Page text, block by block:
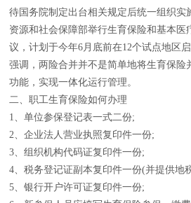
待国务院制定出台相关规定后统一组织实
资源和社会保障部举行生育保险和基本医
议，计划于今年6月底前在12个试点地区
强调，两险合并并不是简单地将生育保险
功能，实现一体化运行管理。
二、职工生育保险如何办理
1、单位参保登记表一式二份;
2、企业法人营业执照复印件一份;
3、组织机构代码证复印件一份;
4、税务登记证副本复印件一份(并提供地
5、银行开户许可证复印件一份;